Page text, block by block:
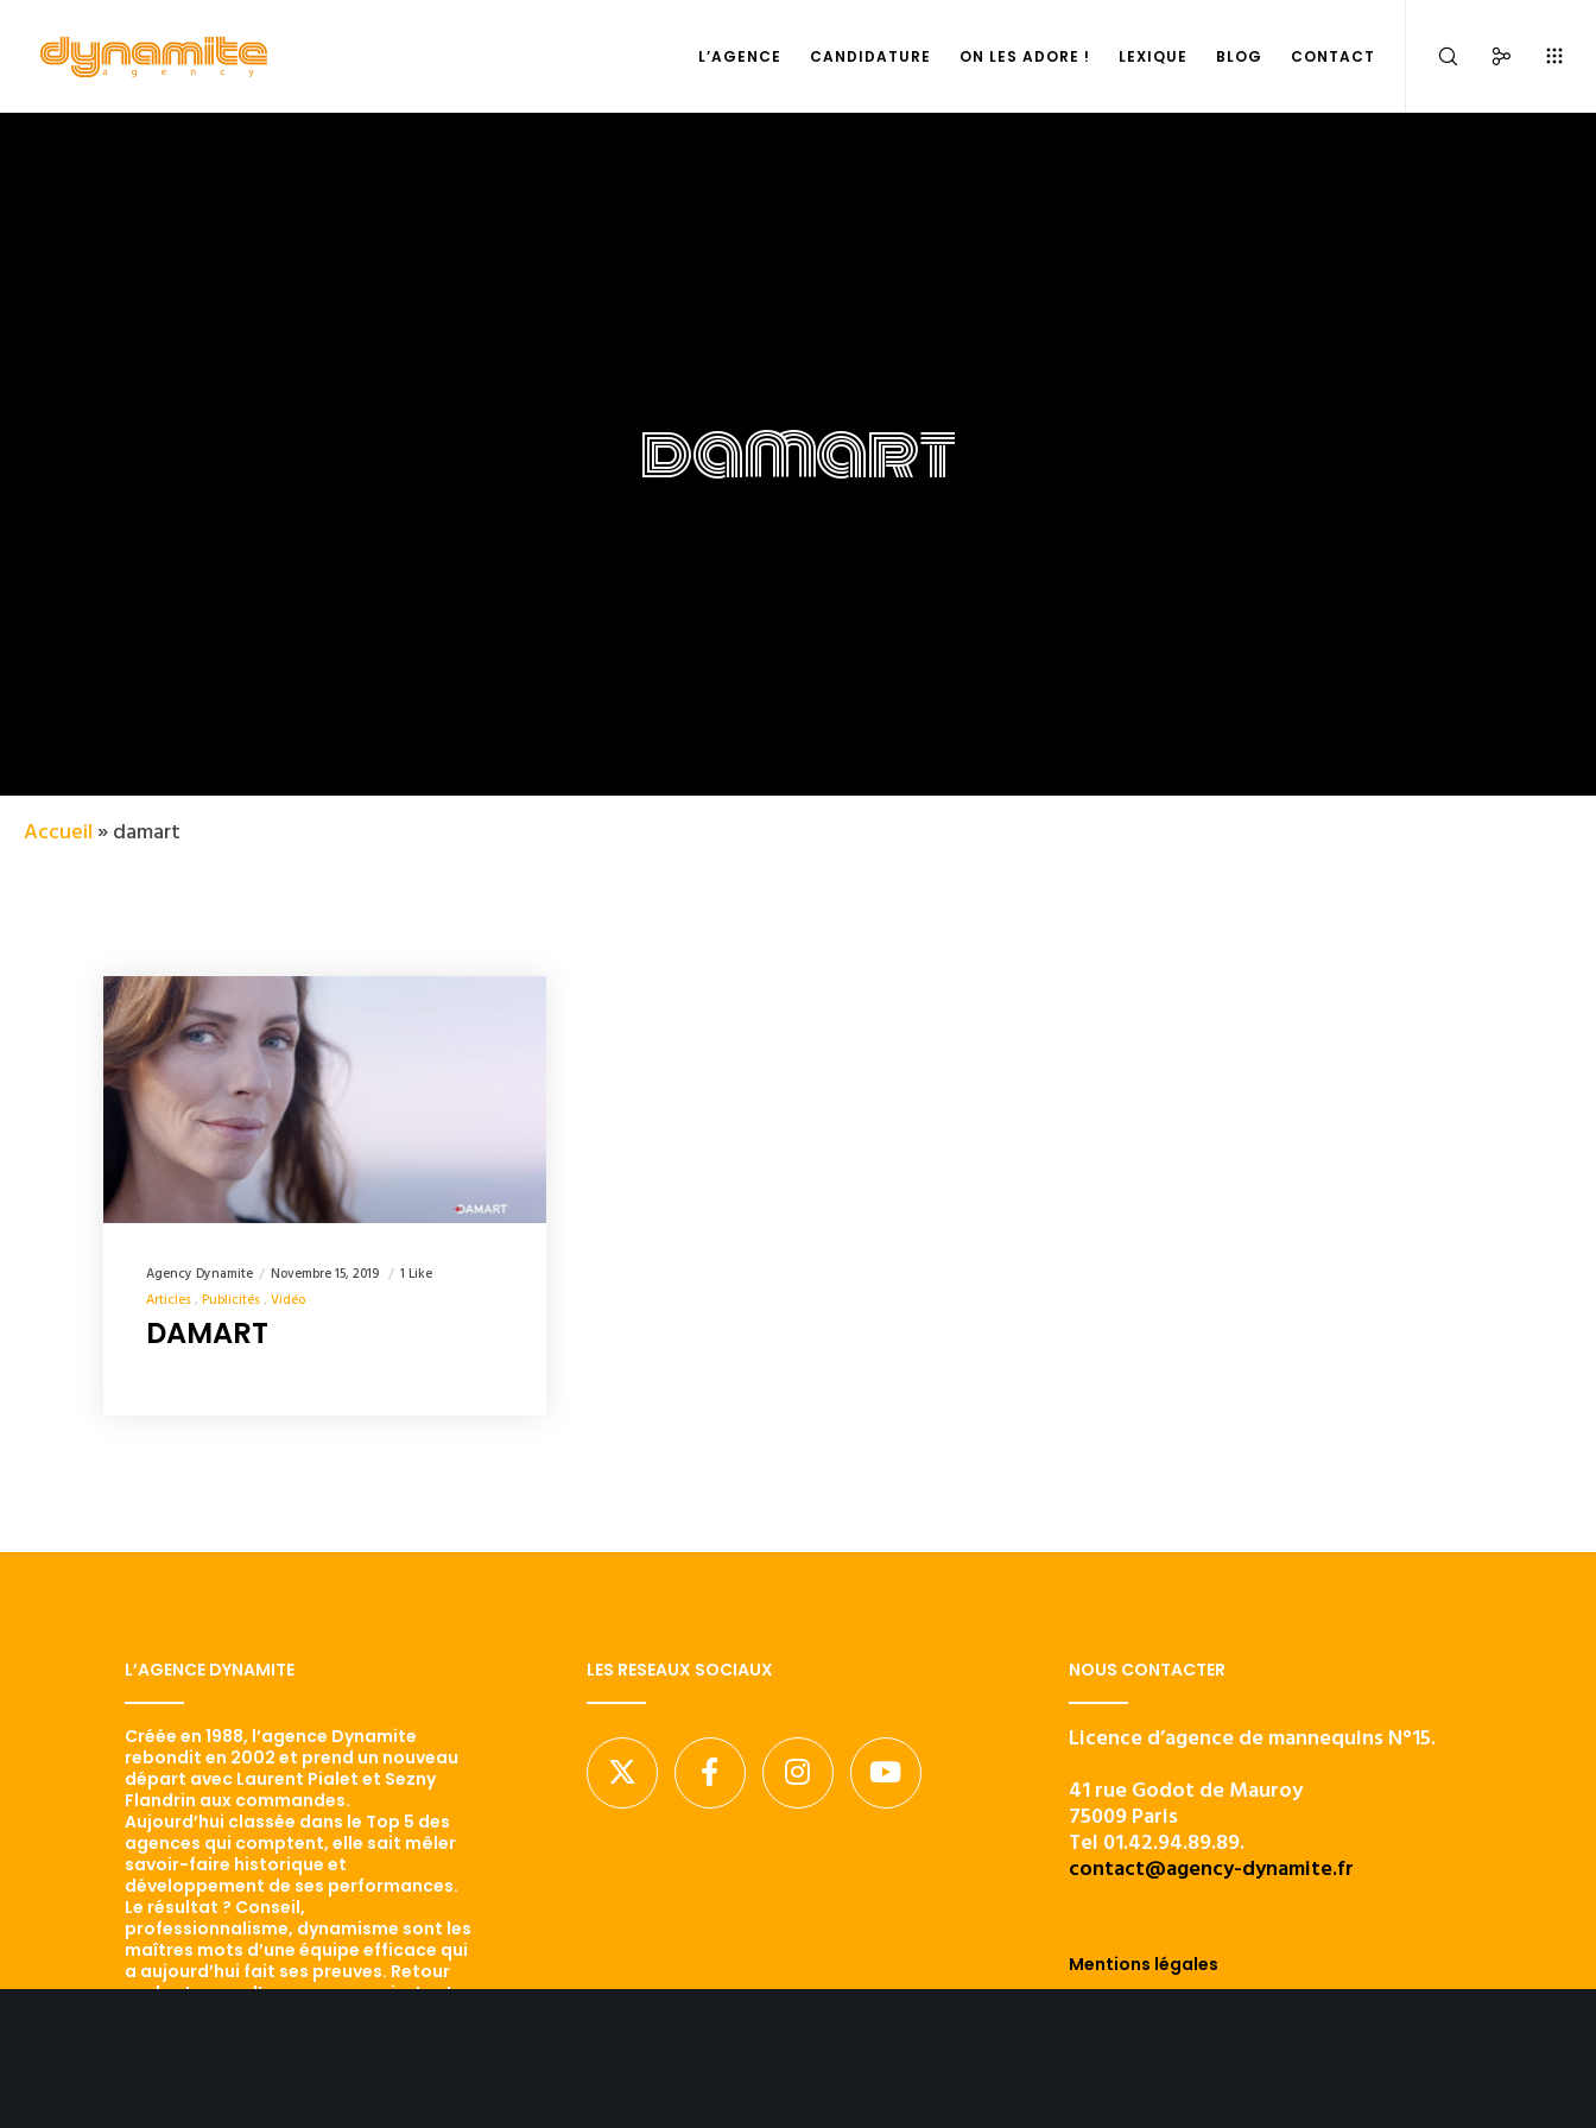
L’AGENCE CANDIDATURE ON LES ADORE ! LEXIQUE BLOG CONTACT
damart
Accueil »damart
Agency Dynamite Novembre 15, 2019
1 Like
Articles Publicités Vidéo
DAMART
L’AGENCE DYNAMITE
Créée en 1988, l’agence Dynamite
rebondit en 2002 et prend un nouveau
départ avec Laurent Pialet et Sezny
Flandrin aux commandes.
Aujourd’hui classée dans le Top 5 des
agences qui comptent, elle sait mêler
savoir-faire historique et
développement de ses performances.
Le résultat ? Conseil,
professionnalisme, dynamisme sont les
maîtres mots d’une équipe efficace qui
a aujourd’hui fait ses preuves. Retour
sur les traces d’une agence qui a tout
LES RESEAUX SOCIAUX NOUS CONTACTER
Licence d’agence de mannequins N°15.
41 rue Godot de Mauroy
75009 Paris
Tel 01.42.94.89.89.
contact@agency-dynamite.fr
Mentions légales